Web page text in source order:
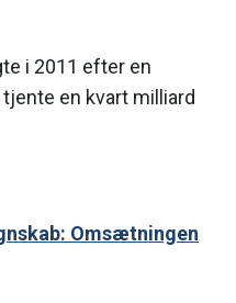
i 2011 efter en
en kvart milliard
Omsætningen